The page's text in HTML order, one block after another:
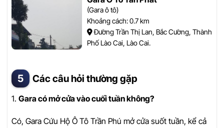
(Gara ô tô)
Khoảng cách: 0.7 km
Đường Trần Thị Lan, Bắc Cường, Thành
Phố Lào Cai, Lào Cai.
Các câu hỏi thường gặp
1. Gara có mở cửa vào cuối tuần không?
Có, Gara Cứu Hộ Ô Tô Trần Phú mở cửa suốt tuần, kể cả